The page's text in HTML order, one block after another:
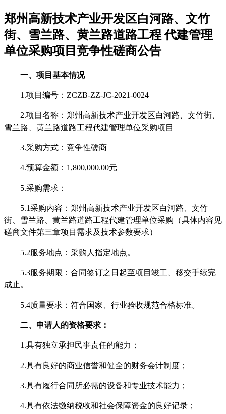
郑州高新技术产业开发区白河路、文竹
街、雪兰路、黄兰路道路工程 代建管理
单位采购项目竞争性磋商公告
一、项目基本情况
1.项目编号： ZCZB-ZZ-JC-2021-0024
2.项目名称：郑州高新技术产业开发区白河路、文竹街、
雪兰路、黄兰路道路工程代建管理单位采购项目
3.采购方式：竞争性磋商
4.预算金额：1,800,000.00元
5.采购需求：
5.1采购内容：郑州高新技术产业开发区白河路、文竹
街、雪兰路、黄兰路道路工程代建管理单位采购（具体内容见
磋商文件第三章项目需求及技术参数要求）
5.2服务地点：采购人指定地点。
5.3服务期限： 合同签订之日起至项目竣工
移交手续完
成止 。
5.4质量要求：符合国家、行业验收规范合格标准。
二、申请人的资格要求：
1.具有独立承担民事责任的能力；
2.具有良好的商业信誉和健全的财务会计制度；
3.具有履行合同所必需的设备和专业技术能力；
4.具有依法缴纳税收和社会保障资金的良好记录；